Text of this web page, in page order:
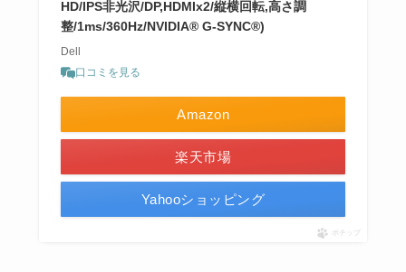
HD/IPS非光沢/DP,HDMIx2/縦横回転,高さ調
整/1ms/360Hz/NVIDIA® G-SYNC®)
Dell
口コミを見る
Amazon
楽天市場
Yahooショッピング
ポチップ